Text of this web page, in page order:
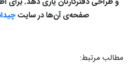
صفحه‌ی آن‌ها در سایت
مطالب مرتبط: